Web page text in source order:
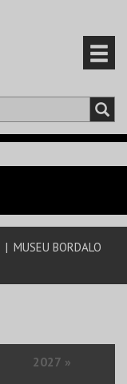
| MUSEU BORDALO
2027 »